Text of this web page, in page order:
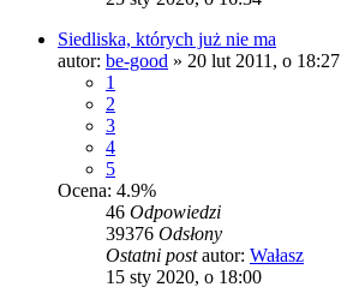
Siedliska, których już nie ma
autor: be-good » 20 lut 2011, o 18:27
1
2
3
4
5
Ocena: 4.9%
46 Odpowiedzi
39376 Odsłony
Ostatni postautor: Wałasz
15 sty 2020, o 18:00